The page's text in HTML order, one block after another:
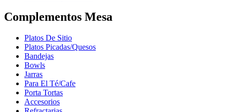
Complementos Mesa
Platos De Sitio
Platos Picadas/Quesos
Bandejas
Bowls
Jarras
Para El Té/Cafe
Porta Tortas
Accesorios